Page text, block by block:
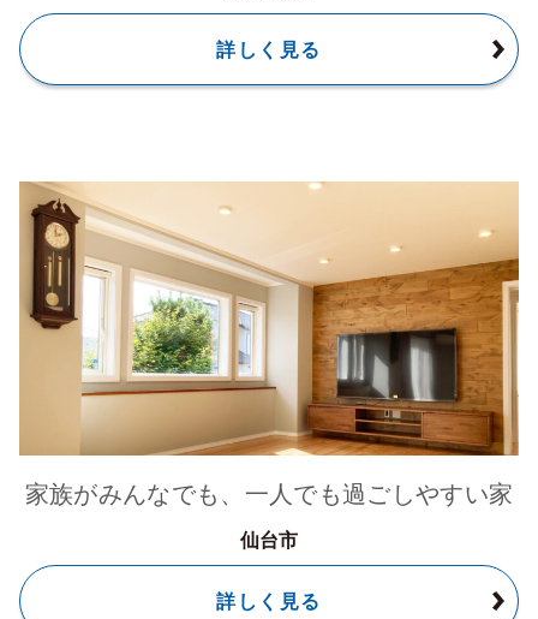
詳しく見る
家族がみんなでも、一人でも過ごしやすい家
仙台市
詳しく見る